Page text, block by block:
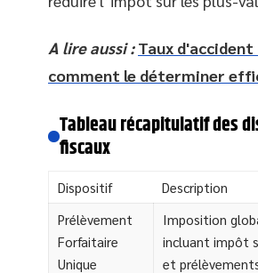
A lire aussi : Taux
comment le déterminer
Tableau récapitulatif des
fiscaux
Dispositif
Description
Prélèvement
Forfaitaire
Unique
Imposition
incluant impôt
et